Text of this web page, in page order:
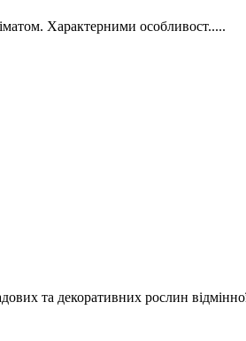
Характерними особливост.....
та декоративних рослин